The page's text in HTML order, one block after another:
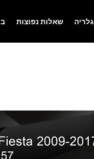
שאלות נפוצות גלריה